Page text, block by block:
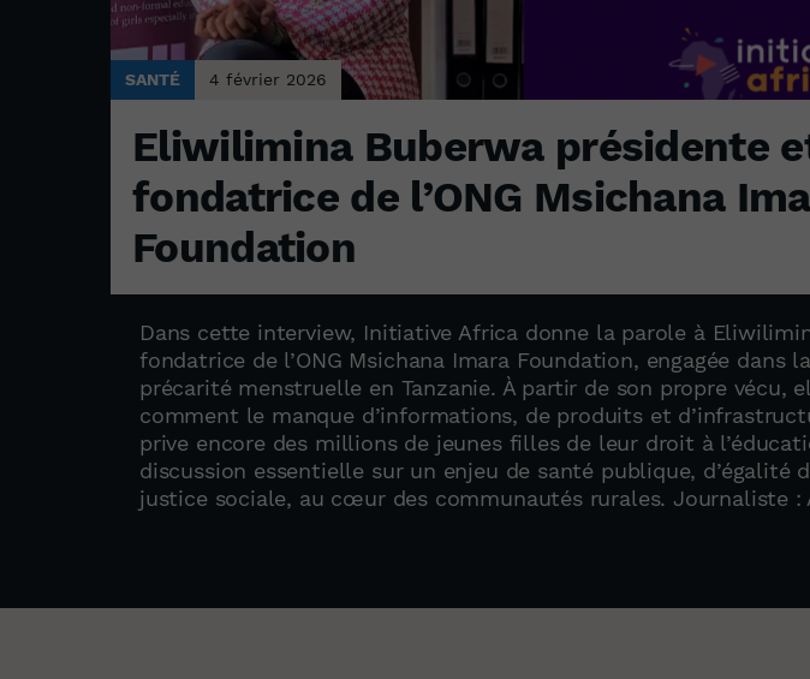
SANTÉ 4 février 2026
Eliwilimina Buberwa présidente
fondatrice de l’ONG Msichana
Foundation
Dans cette interview, Initiative Africa donne la parole à
fondatrice de l’ONG Msichana Imara Foundation, engagée dans
précarité menstruelle en Tanzanie. À partir de son propre vécu,
comment le manque d’informations, de produits et
prive encore des millions de jeunes filles de leur droit à
discussion essentielle sur un enjeu de santé publique, d’égalité
justice sociale, au cœur des communautés rurales. Journaliste :